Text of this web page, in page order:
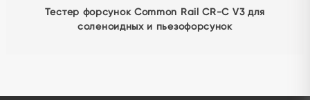
Тестер форсунок Common Rail CRI808S